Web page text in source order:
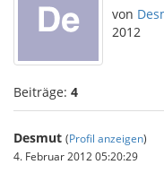
von
2012
Beiträge: 4
Desmut (Profil anzeigen)
4. Februar 2012 05:20:29